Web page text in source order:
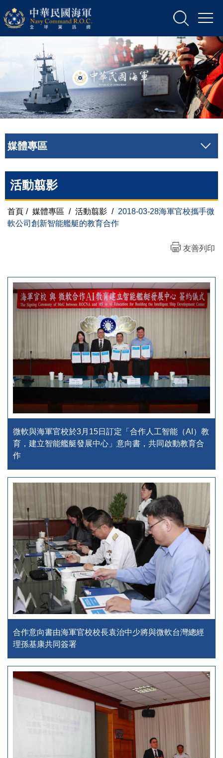
媒體專區
活動翦影
首頁 / 媒體專區 / 活動翦影 / 2018-03-28海軍官校攜手微
軟公司創新智能艦艇的教育合作
友善列印
微軟與海軍官校於3月15日訂定「合作人工智能（AI）教
育，建立智能艦艇發展中心」意向書，共同啟動教育合
作
合作意向書由海軍官校校長袁治中少將與微軟台灣總經
理孫基康共同簽署